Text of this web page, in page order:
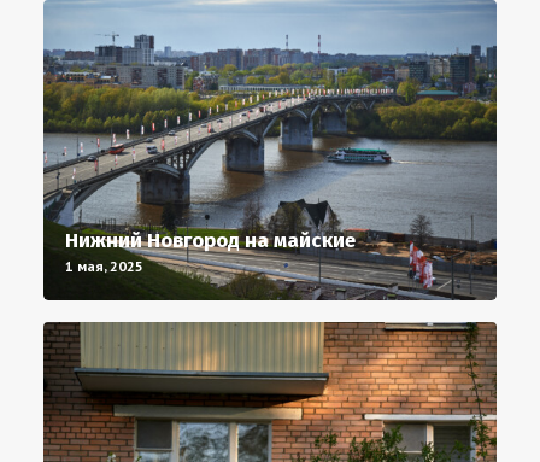
Нижний Новгород на майские
1 мая, 2025